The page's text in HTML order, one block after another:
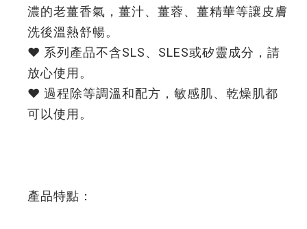
濃的老薑香氣，薑汁、薑蓉、薑精華等讓皮膚
洗後溫熱舒暢。
❤️ 系列產品不含SLS、SLES或矽靈成分，請
放心使用。
❤️ 過程除等調溫和配方，敏感肌、乾燥肌都
可以使用。
產品特點：